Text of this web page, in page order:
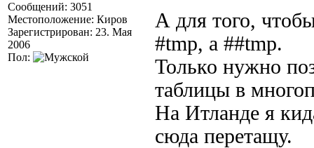
Сообщений: 3051
Местоположение: Киров
Зарегистрирован: 23. Мая
2006
Пол:
А для того,
#tmp, а ##tmp.
Только нужно
таблицы в
На Итланде я
сюда перетащу.